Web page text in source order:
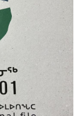
notes des
De plus, le
tout au
impliqué et
conclusion. Le
a pour mission
entourant
dans tous les